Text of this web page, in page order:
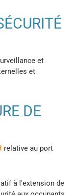
et
et
DE
relative au port
à l'extension de